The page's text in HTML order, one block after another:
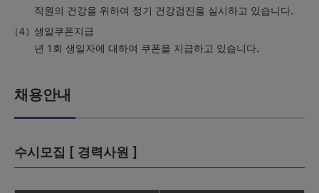
직원의 건강을 위하여 정기 건강검진을 실시하고 있습니다.
생일쿠폰지급
년 1회 생일자에 대하여 쿠폰을 지급하고 있습니다.
채용안내
수시모집 [ 경력사원 ]